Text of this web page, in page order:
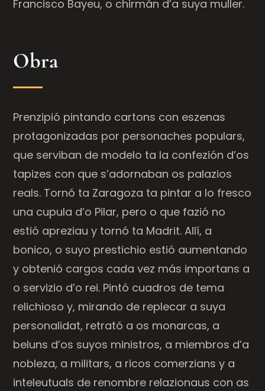
Francisco Bayeu, o chirmán d’a suya muller.
Obra
Prenzipió pintando cartons con eszenas
protagonizadas por personaches populars,
que serviban de modelo ta la confezión d’os
tapizes con que s’adornaban os palazios
reals. Tornó ta Zaragoza ta pintar a lo fresco
una cupula d’o Pilar, pero o que fazió no
estió apreziau y tornó ta Madrit. Allí, a
bonico, o suyo prestichio estió aumentando
y obtenió cargos cada vez más importans a
o servizio d’o rei. Pintó cuadros de tema
relichioso y, mirando de replecar a suya
personalidat, retrató a os monarcas, a
beluns d’os suyos ministros, a miembros d’a
nobleza, a militars, a ricos comerzians y a
inteleutuals de renombre relazionaus con as